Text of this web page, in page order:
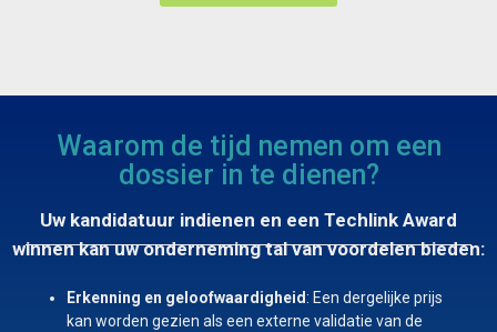
Waarom de tijd nemen om een
dossier in te dienen?
Uw kandidatuur indienen en een Techlink Award
winnen kan uw onderneming tal van voordelen bieden:
Erkenning en geloofwaardigheid: Een dergelijke prijs
kan worden gezien als een externe validatie van de